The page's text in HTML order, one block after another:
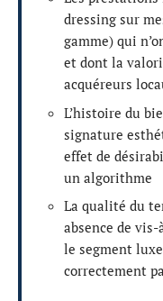
dressing sur
gamme) qui
et dont la
acquéreurs
L’histoire du
signature
effet de
un algorithme
La qualité du
absence de
le segment
correctement